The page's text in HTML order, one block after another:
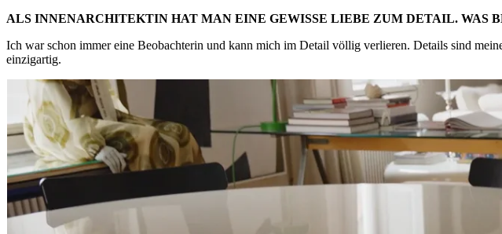
ALS INNENARCHITEKTIN HAT MAN EINE GEWISSE LIEBE ZUM DETAIL. WAS
Ich war schon immer eine Beobachterin und kann mich im Detail völlig verlieren. Details sind
einzigartig.